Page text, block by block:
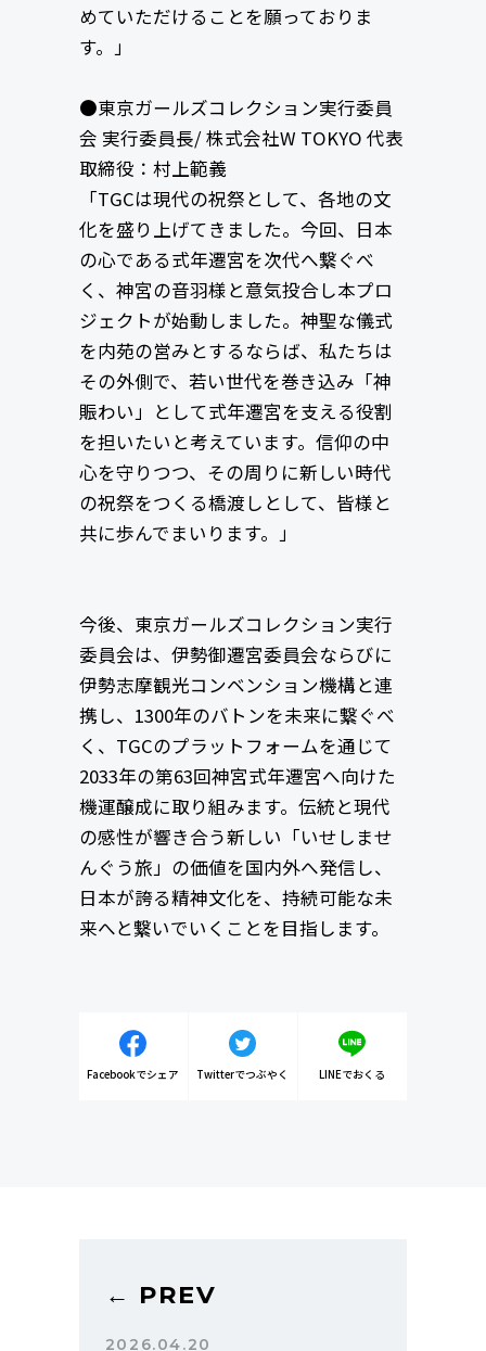
めていただけることを願っておりま
す。」
●東京ガールズコレクション実行委員
会 実行委員長/ 株式会社W TOKYO 代表
取締役：村上範義
「TGCは現代の祝祭として、各地の文
化を盛り上げてきました。今回、日本
の心である式年遷宮を次代へ繋ぐべ
く、神宮の音羽様と意気投合し本プロ
ジェクトが始動しました。神聖な儀式
を内苑の営みとするならば、私たちは
その外側で、若い世代を巻き込み「神
賑わい」として式年遷宮を支える役割
を担いたいと考えています。信仰の中
心を守りつつ、その周りに新しい時代
の祝祭をつくる橋渡しとして、皆様と
共に歩んでまいります。」
今後、東京ガールズコレクション実行
委員会は、伊勢御遷宮委員会ならびに
伊勢志摩観光コンベンション機構と連
携し、1300年のバトンを未来に繋ぐべ
く、TGCのプラットフォームを通じて
2033年の第63回神宮式年遷宮へ向けた
機運醸成に取り組みます。伝統と現代
の感性が響き合う新しい「いせしませ
んぐう旅」の価値を国内外へ発信し、
日本が誇る精神文化を、持続可能な未
来へと繋いでいくことを目指します。
Facebookでシェア Twitterでつぶやく LINEでおくる
← PREV
2026.04.20